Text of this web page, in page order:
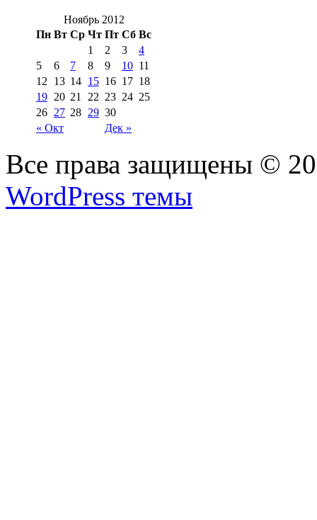
Ноябрь 2012
Пн Вт Ср Чт Пт Сб Вс
« Окт Дек »
1 2 3
4
5
6 7 8 9 10 11
12
13 14 15 16 17 18
19 20 21 22 23 24 25
26 27 28 29 30
Все права защищены ©
WordPress темы